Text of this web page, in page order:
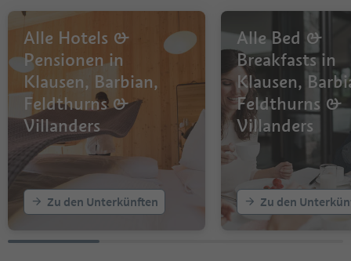
Alle Hotels &
Pensionen in
Klausen, Barbian,
Feldthurns &
Villanders
Zu den Unterkünften
Alle Bed &
Breakfasts in
Klausen,
Feldthurns &
Villanders
Zu den